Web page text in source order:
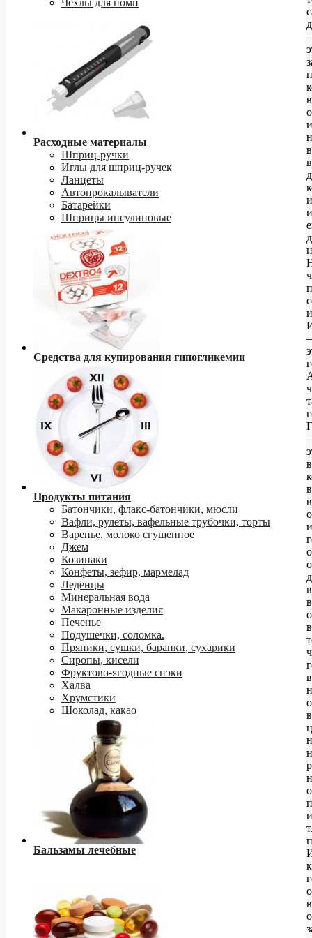
Расходные материалы
Шприц-ручки
Иглы для шприц-ручек
Ланцеты
Автопрокалыватели
Батарейки
Шприцы инсулиновые
Средства для купирования гипогликемии
Продукты питания
Батончики, флакс-батончики, мюсли
Вафли, рулеты, вафельные трубочки, торты
Варенье, молоко сгущенное
Джем
Козинаки
Конфеты, зефир, мармелад
Леденцы
Минеральная вода
Макаронные изделия
Печенье
Подушечки, соломка.
Пряники, сушки, баранки, сухарики
Сиропы, кисели
Фруктово-ягодные снэки
Халва
Хрумстики
Шоколад, какао
Бальзамы лечебные
–
в
в
–
–
в
и
в
в
и
в